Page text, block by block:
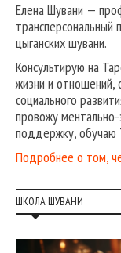
Елена Шувани —
трансперсональный
цыганских шувани.
Консультирую на
жизни и отношений,
социального
провожу
поддержку, обучаю
Подробнее о том,
ШКОЛА ШУВАНИ